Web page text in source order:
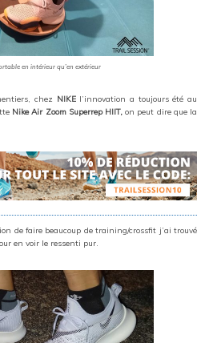
en intérieur qu’en extérieur
chez NIKEl’innovation a toujours été au
Nike Air Zoom Superrep HIIT,on peut dire que la
de faire beaucoup de training/crossfit j’ai trouvé
en voir le ressenti pur.